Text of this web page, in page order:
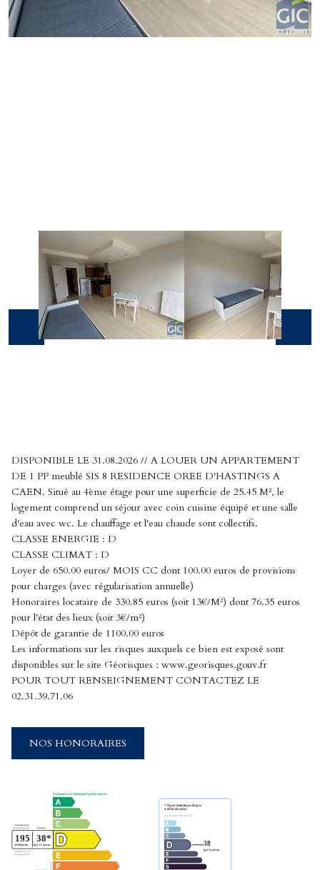
DISPONIBLE LE 31.08.2026 // A LOUER UN APPARTEMENT
DE 1 PP meublé SIS 8 RESIDENCE OREE D'HASTINGS A
CAEN. Situé au 4ème étage pour une superficie de 25.45 M², le
logement comprend un séjour avec coin cuisine équipé et une salle
d'eau avec wc. Le chauffage et l'eau chaude sont collectifs.
CLASSE ENERGIE : D
CLASSE CLIMAT : D
Loyer de 650.00 euros/ MOIS CC dont 100.00 euros de provisions
pour charges (avec régularisation annuelle)
Honoraires locataire de 330.85 euros (soit 13€/M²) dont 76.35 euros
pour l'état des lieux (soit 3€/m²)
Dépôt de garantie de 1100.00 euros
Les informations sur les risques auxquels ce bien est exposé sont
disponibles sur le site Géorisques : www.georisques.gouv.fr
POUR TOUT RENSEIGNEMENT CONTACTEZ LE
02.31.39.71.06
NOS HONORAIRES